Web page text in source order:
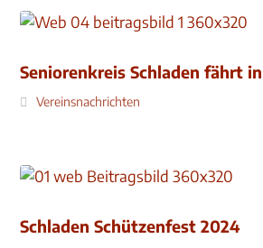
Seniorenkreis Schladen fährt
Vereinsnachrichten
Schladen Schützenfest 2024